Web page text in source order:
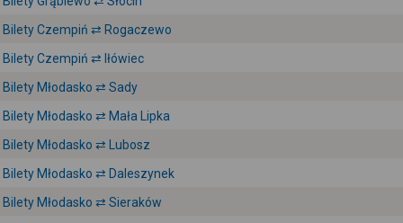
Bilety Czempiń ⇄ Rogaczewo
Bilety Czempiń ⇄ Iłówiec
Bilety Młodasko ⇄ Sady
Bilety Młodasko ⇄ Mała Lipka
Bilety Młodasko ⇄ Lubosz
Bilety Młodasko ⇄ Daleszynek
Bilety Młodasko ⇄ Sieraków